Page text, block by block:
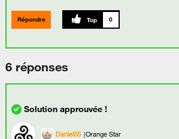
Répondre 0
6 réponses
Daniel35 Orange Star